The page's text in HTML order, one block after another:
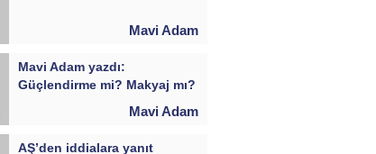
Mavi Adam
Mavi Adam yazdı:
Güçlendirme mi? Makyaj mı?
Mavi Adam
AŞ’den iddialara yanıt